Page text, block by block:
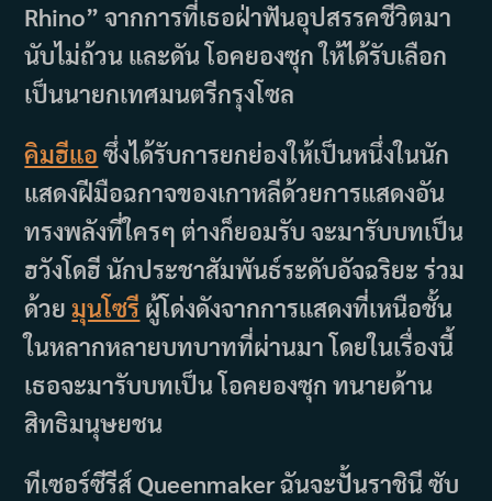
Rhino” จากการที่เธอฝ่าฟันอุปสรรคชีวิตมา
นับไม่ถ้วน และดัน โอคยองซุก ให้ได้รับเลือก
เป็นนายกเทศมนตรีกรุงโซล
คิมฮีแอ ซึ่งได้รับการยกย่องให้เป็นหนึ่งในนัก
แสดงฝีมือฉกาจของเกาหลีด้วยการแสดงอัน
ทรงพลังที่ใครๆ ต่างก็ยอมรับ จะมารับบทเป็น
ฮวังโดฮี นักประชาสัมพันธ์ระดับอัจฉริยะ ร่วม
ด้วยมุนโซรี ผู้โด่งดังจากการแสดงที่เหนือชั้น
ในหลากหลายบทบาทที่ผ่านมา โดยในเรื่องนี้
เธอจะมารับบทเป็น โอคยองซุก ทนายด้าน
สิทธิมนุษยชน
ทีเซอร์ซีรีส์ Queenmaker ฉันจะปั้นราชินี ซับ